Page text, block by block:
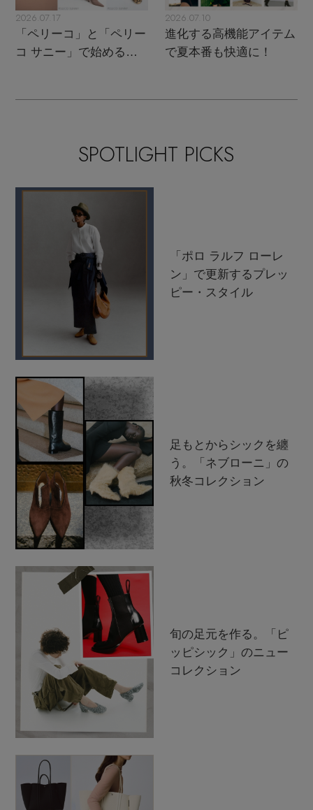
2026.07.17
「ペリーコ」と「ペリー
コ サニー」で始める秋
2026.07.10
進化する高機能アイテム
で夏本番も快適に！
SPOTLIGHT PICKS
「ポロ ラルフ ローレ
ン」で更新するプレッ
ピー・スタイル
足もとからシックを纏
う。「ネブローニ」の
秋冬コレクション
旬の足元を作る。「ピ
ッピシック」のニュー
コレクション